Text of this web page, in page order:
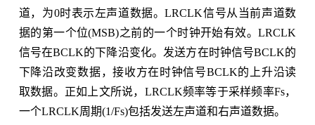
道，为0时表示左声道数据。LRCLK信号从当前声道数
据的第一个位(MSB)之前的一个时钟开始有效。LRCLK
信号在BCLK的下降沿变化。发送方在时钟信号BCLK的
下降沿改变数据，接收方在时钟信号BCLK的上升沿读
取数据。正如上文所说，LRCLK频率等于采样频率Fs，
一个LRCLK周期(1/Fs)包括发送左声道和右声道数据。